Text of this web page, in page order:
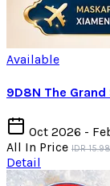
Available
9D8N The
Oct 2026 -
All In Price IDR
Detail